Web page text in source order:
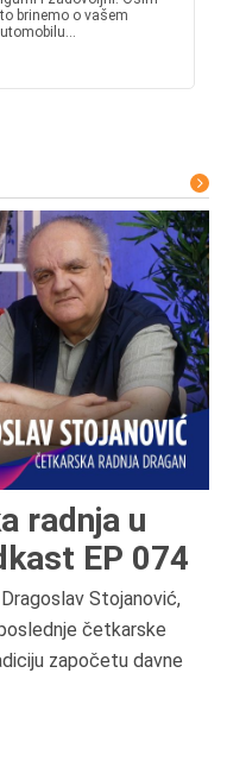
brinemo o vašem
radnja u
EP 074
Stojanović,
četkarske
započetu davne